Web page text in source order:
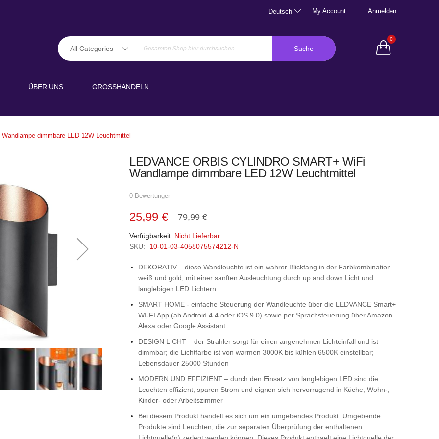
Deutsch My Account Anmelden
0
All Categories Suche
ÜBER UNS GROSSHANDELN
dimmbare LED 12W Leuchtmittel
LEDVANCE ORBIS CYLINDRO SMART+ WiFi
Wandlampe dimmbare LED 12W Leuchtmittel
0 Bewertungen
25,99 € 79,99 €
Verfügbarkeit: Nicht Lieferbar
SKU:
10-01-03-4058075574212-N
DEKORATIV – diese Wandleuchte ist ein wahrer Blickfang in der Farbkombination
weiß und gold, mit einer sanften Ausleuchtung durch up and down Licht und
langlebigen LED Lichtern
SMART HOME - einfache Steuerung der Wandleuchte über die LEDVANCE Smart+
WI-FI App (ab Android 4.4 oder iOS 9.0) sowie per Sprachsteuerung über Amazon
Alexa oder Google Assistant
DESIGN LICHT – der Strahler sorgt für einen angenehmen Lichteinfall und ist
dimmbar; die Lichtfarbe ist von warmen 3000K bis kühlen 6500K einstellbar;
Lebensdauer 25000 Stunden
MODERN UND EFFIZIENT – durch den Einsatz von langlebigen LED sind die
Leuchten effizient, sparen Strom und eignen sich hervorragend in Küche, Wohn-,
Kinder- oder Arbeitszimmer
Bei diesem Produkt handelt es sich um ein umgebendes Produkt. Umgebende
Produkte sind Leuchten, die zur separaten Überprüfung der enthaltenen